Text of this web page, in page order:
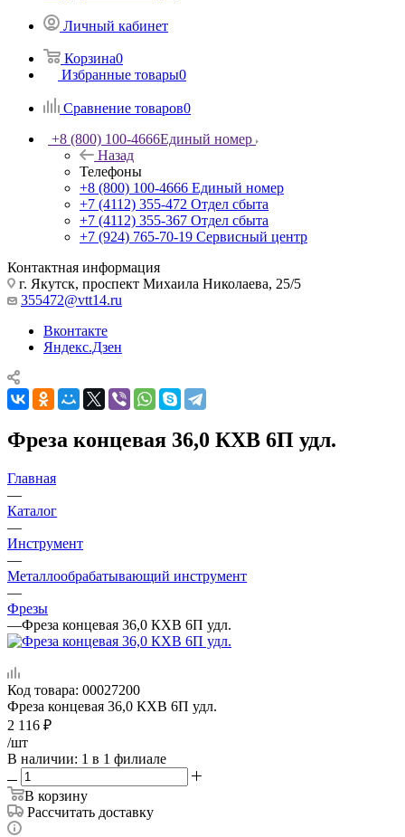
Личный кабинет
Корзина0
Избранные товары0
Сравнение товаров0
+8 (800) 100-4666Единый номер
Назад
Телефоны
+8 (800) 100-4666 Единый номер
+7 (4112) 355-472 Отдел сбыта
+7 (4112) 355-367 Отдел сбыта
+7 (924) 765-70-19 Сервисный центр
Контактная информация
г. Якутск, проспект Михаила Николаева, 25/5
355472@vtt14.ru
Вконтакте
Яндекс.Дзен
Фреза концевая 36,0 КХВ 6П удл.
Главная
—
Каталог
—
Инструмент
—
Металлообрабатывающий инструмент
—
Фрезы
—Фреза концевая 36,0 КХВ 6П удл.
Код товара: 00027200
Фреза концевая 36,0 КХВ 6П удл.
2 116 ₽
/шт
В наличии: 1 в 1 филиале
В корзину
Рассчитать доставку